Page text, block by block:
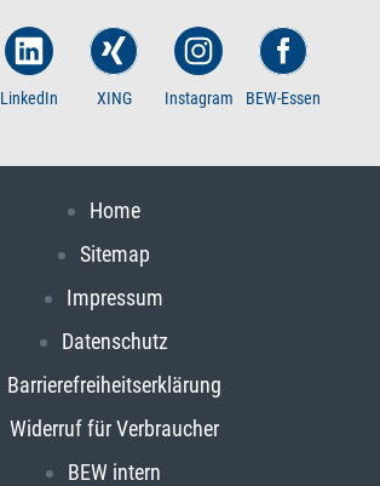
LinkedIn XING Instagram BEW-Essen
Home
Sitemap
Impressum
Datenschutz
Barrierefreiheitserklärung
Widerruf für Verbraucher
BEW intern